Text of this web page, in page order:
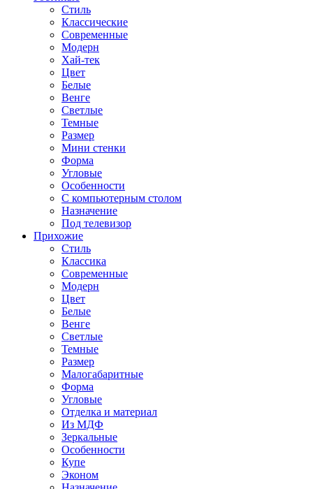
Стиль
Классические
Современные
Модерн
Хай-тек
Цвет
Белые
Венге
Светлые
Темные
Размер
Мини стенки
Форма
Угловые
Особенности
С компьютерным столом
Назначение
Под телевизор
Прихожие
Стиль
Классика
Современные
Модерн
Цвет
Белые
Венге
Светлые
Темные
Размер
Малогабаритные
Форма
Угловые
Отделка и материал
Из МДФ
Зеркальные
Особенности
Купе
Эконом